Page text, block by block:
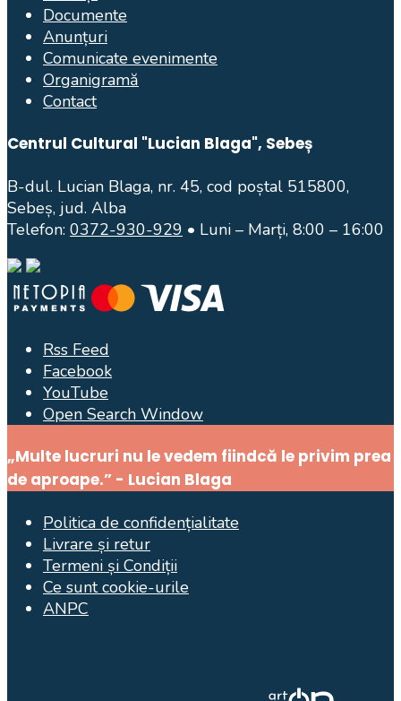
Documente
Anunțuri
Comunicate evenimente
Organigramă
Contact
Centrul Cultural "Lucian Blaga", Sebeș
B-dul. Lucian Blaga, nr. 45, cod poștal 515800,
Sebeș, jud. Alba
Telefon: 0372-930-929 • Luni – Marți, 8:00 – 16:00
Rss Feed
Facebook
YouTube
Open Search Window
„Multe lucruri nu le vedem fiindcă le privim prea
de aproape.” - Lucian Blaga
Politica de confidențialitate
Livrare și retur
Termeni și Condiții
Ce sunt cookie-urile
ANPC